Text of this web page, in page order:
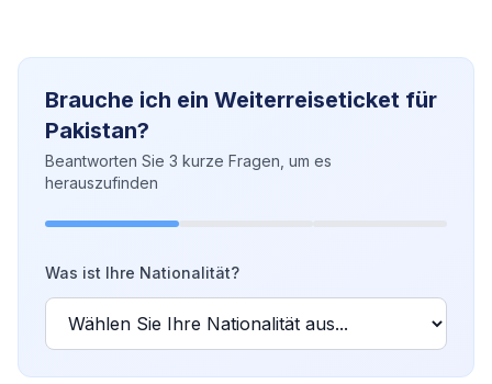
Brauche ich ein Weiterreiseticket für
Pakistan?
Beantworten Sie 3 kurze Fragen, um es
herauszufinden
Was ist Ihre Nationalität?